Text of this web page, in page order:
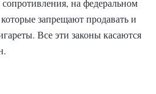
на федеральном
запрещают продавать и
Все эти законы касаются